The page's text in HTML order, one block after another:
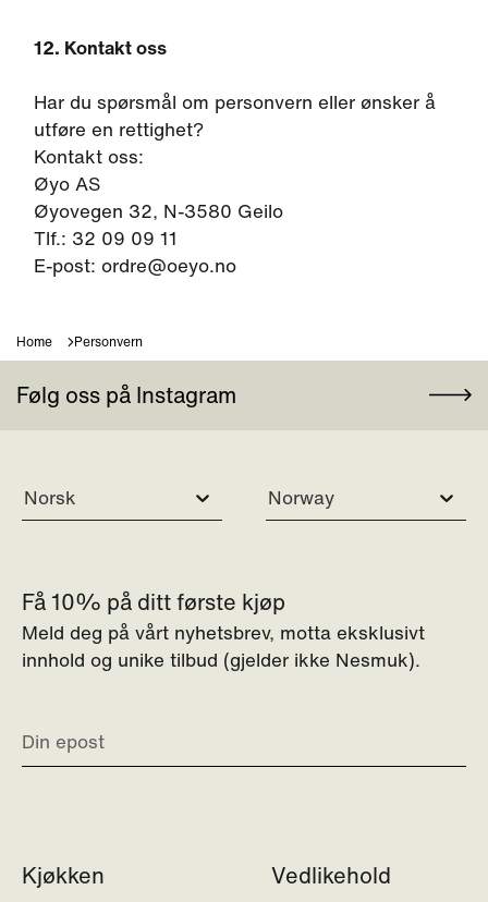
12. Kontakt oss
Har du spørsmål om personvern eller ønsker å
utføre en rettighet?
Kontakt oss:
Øyo AS
Øyovegen 32, N-3580 Geilo
Tlf.: 32 09 09 11
E-post: ordre@oeyo.no
Home Personvern
Følg oss på Instagram
Norsk Norway
Få 10% på ditt første kjøp
Meld deg på vårt nyhetsbrev, motta eksklusivt
innhold og unike tilbud (gjelder ikke Nesmuk).
Kjøkken Vedlikehold